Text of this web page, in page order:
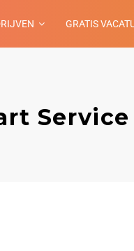
GRATIS
Service